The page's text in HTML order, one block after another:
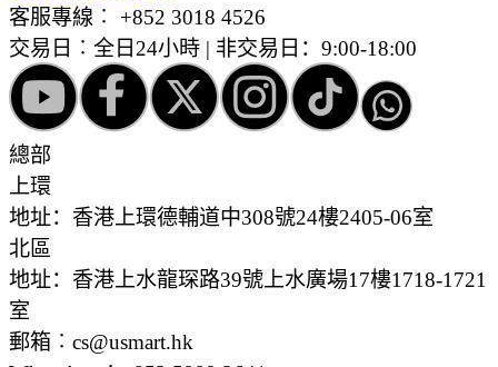
客服專線︰ +852 3018 4526
交易日︰全日24小時 | 非交易日：9:00-18:00
總部
上環
地址：香港上環德輔道中308號24樓2405-06室
北區
地址：香港上水龍琛路39號上水廣場17樓1718-1721
室
郵箱︰cs@usmart.hk